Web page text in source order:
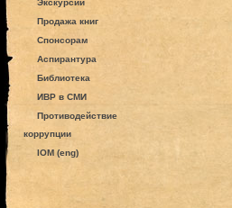
Экскурсии
Продажа книг
Спонсорам
Аспирантура
Библиотека
ИВР в СМИ
Противодействие
коррупции
IOM (eng)